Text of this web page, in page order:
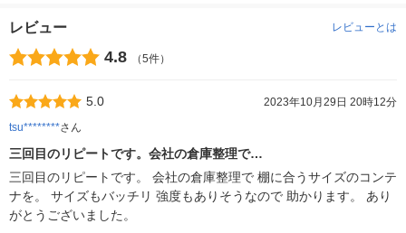
レビュー レビューとは
4.8 （5件）
5.0
2023年10月29日 20時12分
tsu********さん
三回目のリピートです。会社の倉庫整理で…
三回目のリピートです。 会社の倉庫整理で 棚に合うサイズのコンテ
ナを。 サイズもバッチリ 強度もありそうなので 助かります。 あり
がとうございました。